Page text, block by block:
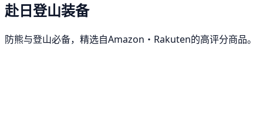
赴日登山装备
防熊与登山必备，精选自Amazon・Rakuten的高评分商品。